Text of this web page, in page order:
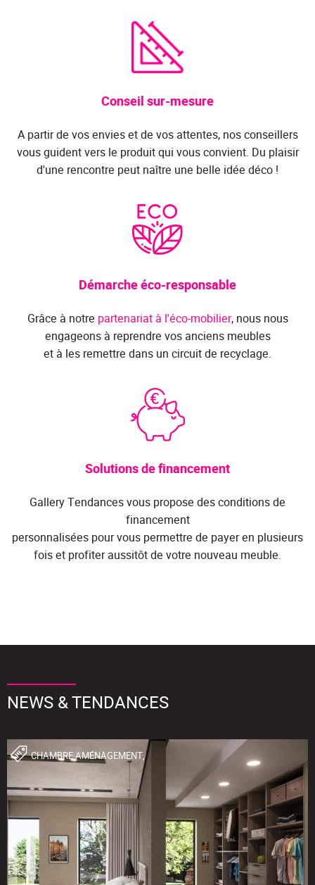
Conseil sur-mesure
A partir de vos envies et de vos attentes, nos conseillers
vous guident vers le produit qui vous convient. Du plaisir
d'une rencontre peut naître une belle idée déco !
Démarche éco-responsable
Grâce à notre partenariat à l'éco-mobilier, nous nous
engageons à reprendre vos anciens meubles
et à les remettre dans un circuit de recyclage.
Solutions de financement
Gallery Tendances vous propose des conditions de
financement
personnalisées pour vous permettre de payer en plusieurs
fois et profiter aussitôt de votre nouveau meuble.
NEWS & TENDANCES
CHAMBRE,AMÉNAGEMENT,